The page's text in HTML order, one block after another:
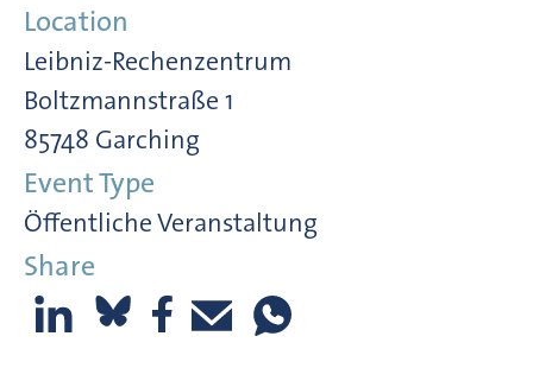
Location
Leibniz-Rechenzentrum
Boltzmannstraße 1
85748 Garching
Event Type
Öffentliche Veranstaltung
Share